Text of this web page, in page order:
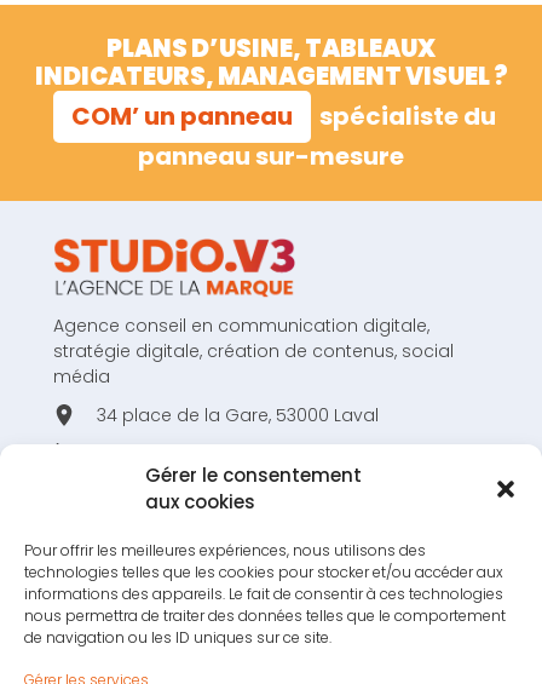
Gérer le consentement
aux cookies
Pour offrir les meilleures expériences, nous utilisons des
technologies telles que les cookies pour stocker et/ou accéder aux
informations des appareils. Le fait de consentir à ces technologies
nous permettra de traiter des données telles que le comportement
de navigation ou les ID uniques sur ce site.
Gérer les services
PLANS D’USINE, TABLEAUX
INDICATEURS, MANAGEMENT VISUEL ?
COM’ un panneau
spécialiste du
panneau sur-mesure
Agence conseil en communication digitale,
stratégie digitale, création de contenus, social
média
34 place de la Gare, 53000 Laval
hello@studiov3.fr
RESTONS EN CONTACT !